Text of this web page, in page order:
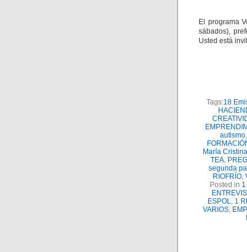
El programa
sábados),
Usted está
Tags:18
autismo,
María
TEA,
segunda
RIOFRÍO,
Posted in
ESPOL, 1
VARIOS,